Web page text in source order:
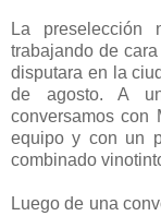
La preselección
trabajando de
disputara en la
de agosto. A
conversamos con
equipo y con un
combinado
Luego de una